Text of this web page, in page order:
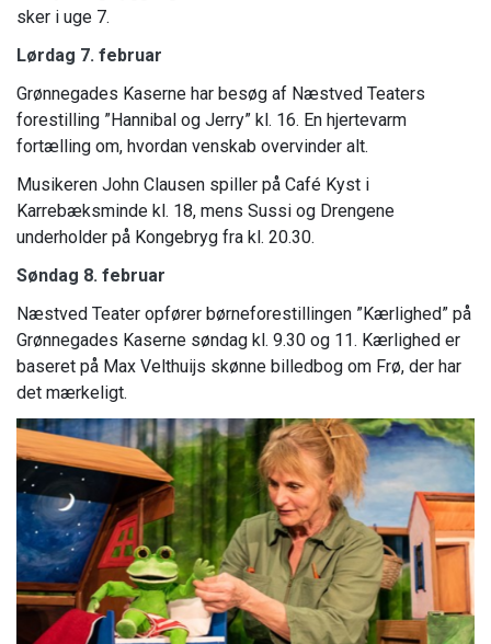
sker i uge 7.
Lørdag 7. februar
Grønnegades Kaserne har besøg af Næstved Teaters
forestilling ”Hannibal og Jerry” kl. 16. En hjertevarm
fortælling om, hvordan venskab overvinder alt.
Musikeren John Clausen spiller på Café Kyst i
Karrebæksminde kl. 18, mens Sussi og Drengene
underholder på Kongebryg fra kl. 20.30.
Søndag 8. februar
Næstved Teater opfører børneforestillingen ”Kærlighed” på
Grønnegades Kaserne søndag kl. 9.30 og 11. Kærlighed er
baseret på Max Velthuijs skønne billedbog om Frø, der har
det mærkeligt.